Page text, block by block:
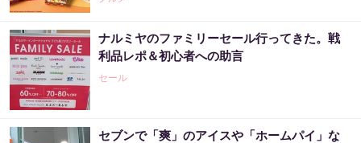
ナルミヤのファミリーセール行ってきた。戦
利品レポ＆初心者への助言
セール
セブンで「爽」のアイスや「ホームパイ」な